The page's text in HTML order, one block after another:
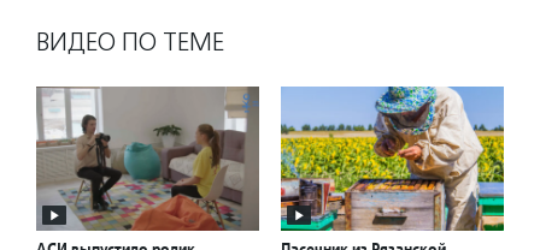
ВИДЕО ПО ТЕМЕ